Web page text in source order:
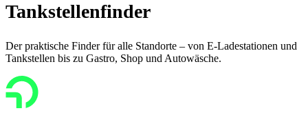
Tankstellenfinder
Der praktische Finder für alle Standorte – von E-Ladestationen und
Tankstellen bis zu Gastro, Shop und Autowäsche.